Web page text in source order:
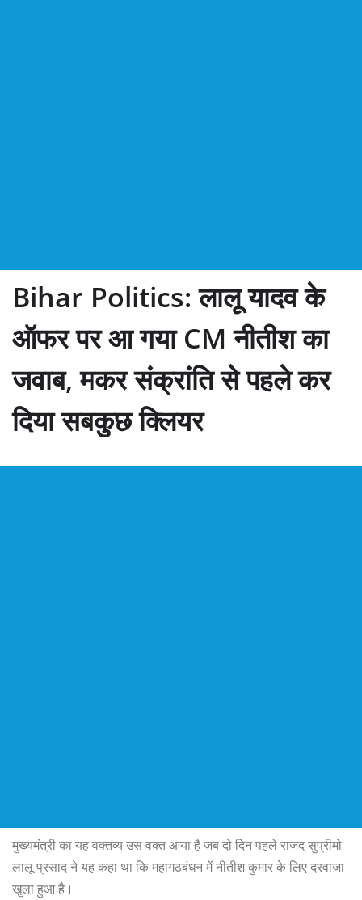
Bihar Politics: लालू यादव के
ऑफर पर आ गया CM नीतीश का
जवाब, मकर संक्रांति से पहले कर
दिया सबकुछ क्लियर
मुख्यमंत्री का यह वक्तव्य उस वक्त आया है जब दो दिन पहले राजद सुप्रीमो
लालू प्रसाद ने यह कहा था कि महागठबंधन में नीतीश कुमार के लिए दरवाजा
खुला हुआ है।